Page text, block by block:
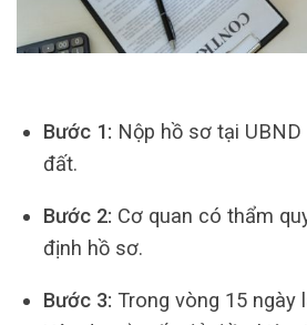
Bước 1: Nộp hồ sơ tại
đất.
Bước 2: Cơ quan có thẩm
định hồ sơ.
Bước 3: Trong vòng 15 ngày